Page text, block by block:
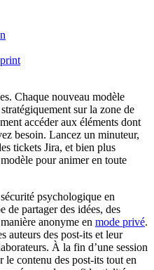
Chaque nouveau modèle
sur la zone de
accéder aux éléments dont
besoin. Lancez un minuteur,
tickets Jira, et bien plus
pour animer en toute
psychologique en
de partager des idées, des
anonyme en mode privé.
auteurs des post-its et leur
À la fin d’une session
contenu des post-its tout en